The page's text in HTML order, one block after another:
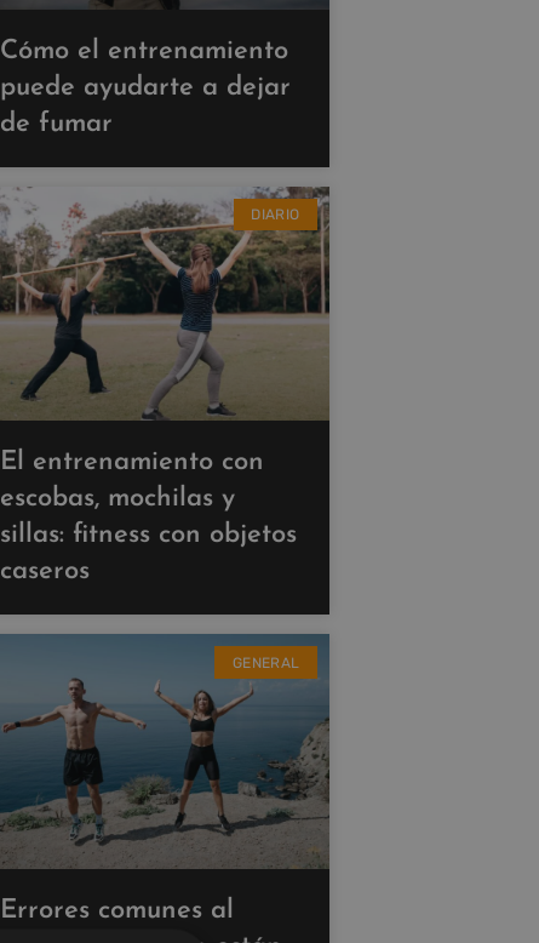
Cómo el entrenamiento
puede ayudarte a dejar
de fumar
DIARIO
El entrenamiento con
escobas, mochilas y
sillas: fitness con objetos
caseros
GENERAL
Errores comunes al